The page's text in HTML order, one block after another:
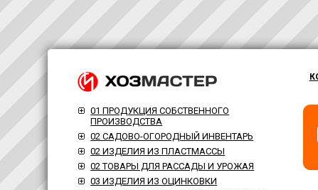
01 ПРОДУКЦИЯ СОБСТВЕННОГО
ПРОИЗВОДСТВА
02 САДОВО-ОГОРОДНЫЙ ИНВЕНТАРЬ
02 ИЗДЕЛИЯ ИЗ ПЛАСТМАССЫ
02 ТОВАРЫ ДЛЯ РАССАДЫ И УРОЖАЯ
03 ИЗДЕЛИЯ ИЗ ОЦИНКОВКИ